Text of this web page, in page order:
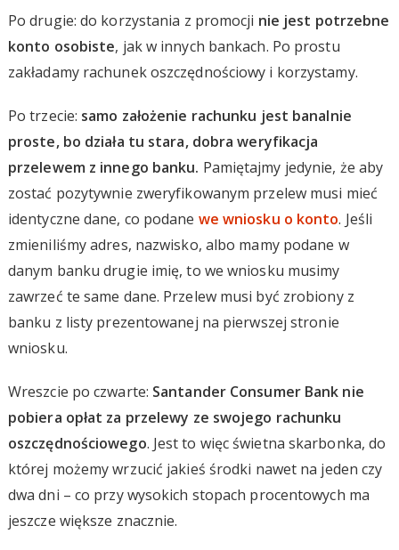
Po drugie: do korzystania z promocji nie jest potrzebne
konto osobiste, jak w innych bankach. Po prostu
zakładamy rachunek oszczędnościowy i korzystamy.
Po trzecie: samo założenie rachunku jest banalnie
proste, bo działa tu stara, dobra weryfikacja
przelewem z innego banku. Pamiętajmy jedynie, że aby
zostać pozytywnie zweryfikowanym przelew musi mieć
identyczne dane, co podane we wniosku o konto. Jeśli
zmieniliśmy adres, nazwisko, albo mamy podane w
danym banku drugie imię, to we wniosku musimy
zawrzeć te same dane. Przelew musi być zrobiony z
banku z listy prezentowanej na pierwszej stronie
wniosku.
Wreszcie po czwarte: Santander Consumer Bank nie
pobiera opłat za przelewy ze swojego rachunku
oszczędnościowego. Jest to więc świetna skarbonka, do
której możemy wrzucić jakieś środki nawet na jeden czy
dwa dni – co przy wysokich stopach procentowych ma
jeszcze większe znacznie.